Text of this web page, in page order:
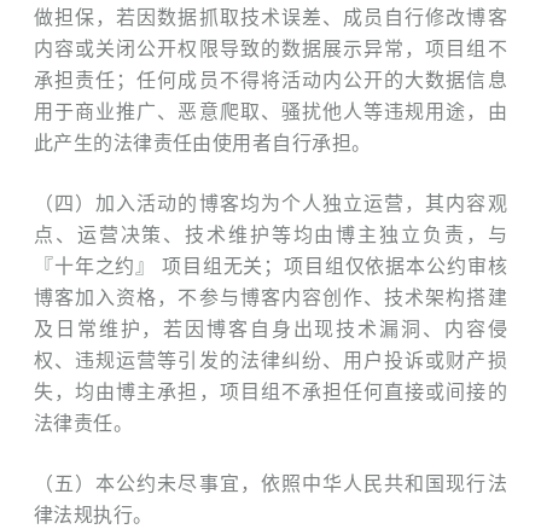
做担保，若因数据抓取技术误差、成员自行修改博客
内容或关闭公开权限导致的数据展示异常，项目组不
承担责任；任何成员不得将活动内公开的大数据信息
用于商业推广、恶意爬取、骚扰他人等违规用途，由
此产生的法律责任由使用者自行承担。
（四）加入活动的博客均为个人独立运营，其内容观
点、运营决策、技术维护等均由博主独立负责，与
『十年之约』 项目组无关；项目组仅依据本公约审核
博客加入资格，不参与博客内容创作、技术架构搭建
及日常维护，若因博客自身出现技术漏洞、内容侵
权、违规运营等引发的法律纠纷、用户投诉或财产损
失，均由博主承担，项目组不承担任何直接或间接的
法律责任。
（五）本公约未尽事宜，依照中华人民共和国现行法
律法规执行。